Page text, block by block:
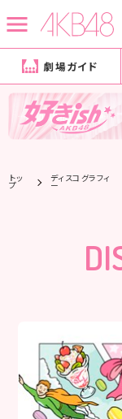
劇場ガイド
トッ
プ
ディスコグラフィ
ー